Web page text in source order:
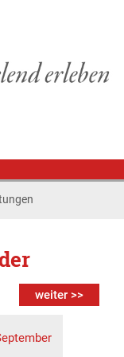
weiter >>